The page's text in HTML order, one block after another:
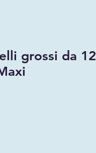
grossi da 12